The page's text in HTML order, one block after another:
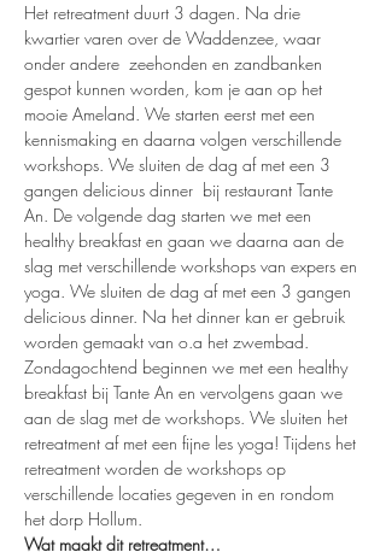
Het retreatment duurt 3 dagen. Na drie
kwartier varen over de Waddenzee, waar
onder andere  zeehonden en zandbanken
gespot kunnen worden, kom je aan op het
mooie Ameland. We starten eerst met een
kennismaking en daarna volgen verschillende
workshops. We sluiten de dag af met een 3
gangen delicious dinner  bij restaurant Tante
An. De volgende dag starten we met een
healthy breakfast en gaan we daarna aan de
slag met verschillende workshops van expers en
yoga. We sluiten de dag af met een 3 gangen
delicious dinner. Na het dinner kan er gebruik
worden gemaakt van o.a het zwembad.
Zondagochtend beginnen we met een healthy
breakfast bij Tante An en vervolgens gaan we
aan de slag met de workshops. We sluiten het
retreatment af met een fijne les yoga! Tijdens het
retreatment worden de workshops op
verschillende locaties gegeven in en rondom
het dorp Hollum.
Wat maakt dit retreatment…